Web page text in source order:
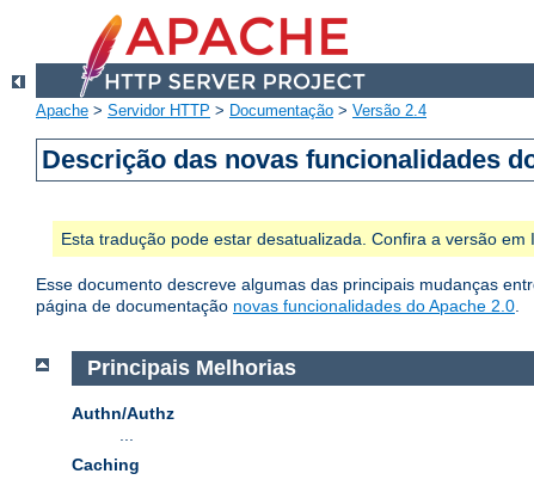
Apache > Servidor HTTP > Documentação > Versão 2.4
Descrição das novas funcionalidades
Esta tradução pode estar desatualizada. Confira a versão
Esse documento descreve algumas das principais mudanças
página de documentação novas funcionalidades do Apache 2.0.
Principais Melhorias
Authn/Authz
Caching